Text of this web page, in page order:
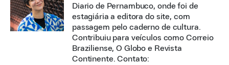
Diario de Pernambuco, onde foi de
estagiária a editora do site, com
passagem pelo caderno de cultura.
Contribuiu para veículos como Correio
Braziliense, O Globo e Revista
Continente. Contato: